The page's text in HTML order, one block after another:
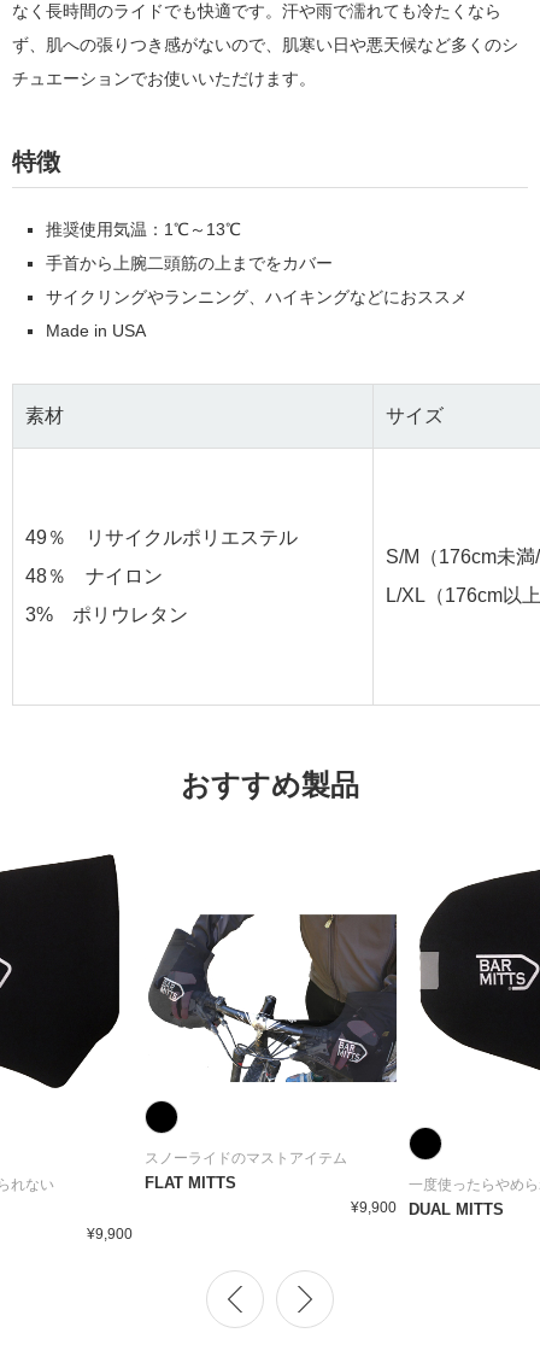
なく長時間のライドでも快適です。汗や雨で濡れても冷たくなら
ず、肌への張りつき感がないので、肌寒い日や悪天候など多くのシ
チュエーションでお使いいただけます。
特徴
推奨使用気温：1℃～13℃
手首から上腕二頭筋の上までをカバー
サイクリングやランニング、ハイキングなどにおススメ
Made in USA
素材 サイズ
49％ リサイクルポリエステル
48％ ナイロン
3% ポリウレタン
S/M（176cm未
L/XL（176cm以
おすすめ製品
れない
¥9,900
スノーライドのマストアイテム
FLAT MITTS
¥9,900
一度使ったらやめ
DUAL MITTS